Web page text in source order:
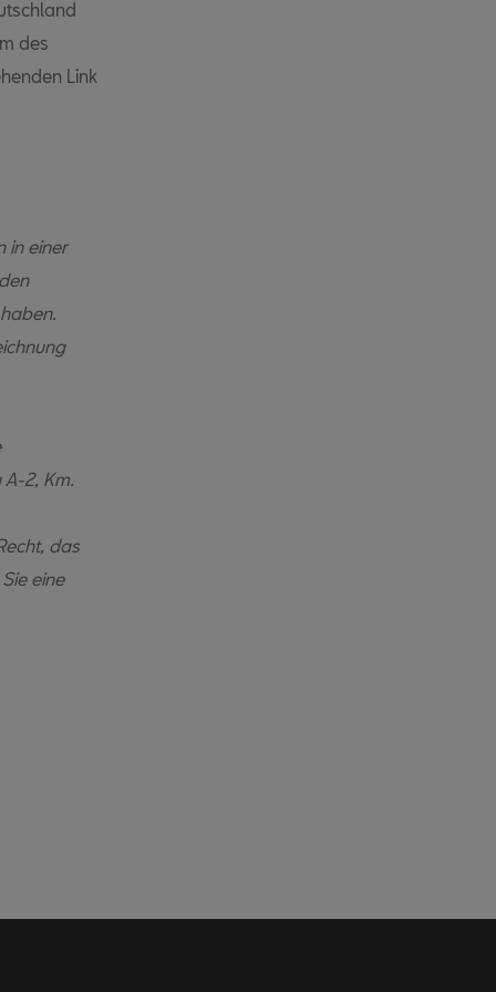
des
Link
in einer
2, Km.
das
eine